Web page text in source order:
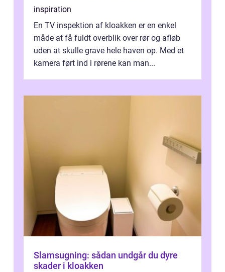
inspiration
En TV inspektion af kloakken er en enkel
måde at få fuldt overblik over rør og afløb
uden at skulle grave hele haven op. Med et
kamera ført ind i rørene kan man...
Slamsugning: sådan undgår du dyre
skader i kloakken